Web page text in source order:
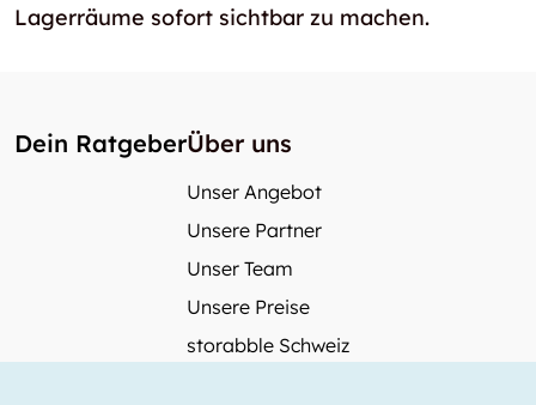
Lagerräume sofort sichtbar zu machen.
Dein RatgeberÜber uns
Unser Angebot
Unsere Partner
Unser Team
Unsere Preise
storabble Schweiz